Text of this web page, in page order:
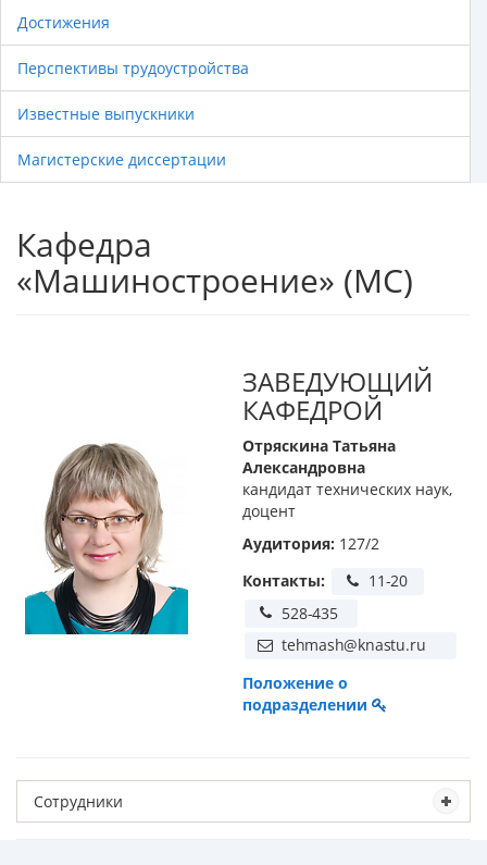
Достижения
Перспективы трудоустройства
Известные выпускники
Магистерские диссертации
Кафедра
«Машиностроение» (МС)
ЗАВЕДУЮЩИЙ
КАФЕДРОЙ
Отряскина Татьяна
Александровна
кандидат технических наук,
доцент
Аудитория: 127/2
Контакты:
Положение о
подразделении
Сотрудники